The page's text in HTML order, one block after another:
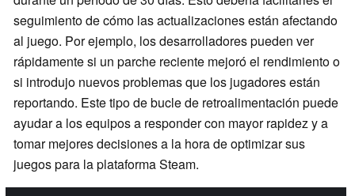
seguimiento de cómo las actualizaciones están afectando
al juego. Por ejemplo, los desarrolladores pueden ver
rápidamente si un parche reciente mejoró el rendimiento o
si introdujo nuevos problemas que los jugadores están
reportando. Este tipo de bucle de retroalimentación puede
ayudar a los equipos a responder con mayor rapidez y a
tomar mejores decisiones a la hora de optimizar sus
juegos para la plataforma Steam.